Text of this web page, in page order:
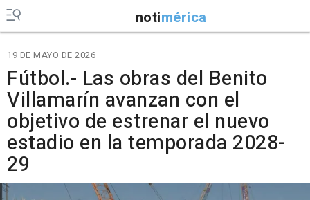
notimérica
19 DE MAYO DE 2026
Fútbol.- Las obras del Benito
Villamarín avanzan con el
objetivo de estrenar el nuevo
estadio en la temporada 2028-
29